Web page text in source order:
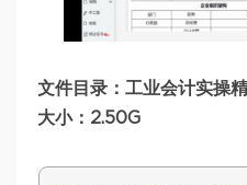
文件目录：工业会计实操
大小：2.50G